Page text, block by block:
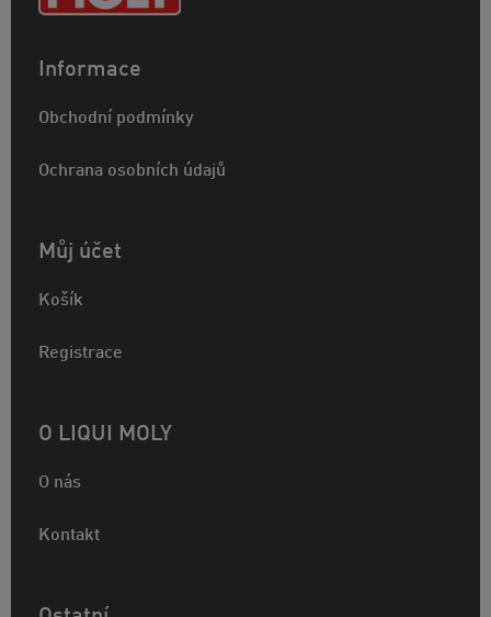
Informace
Obchodní podmínky
Ochrana osobních údajů
Můj účet
Košík
Registrace
O LIQUI MOLY
O nás
Kontakt